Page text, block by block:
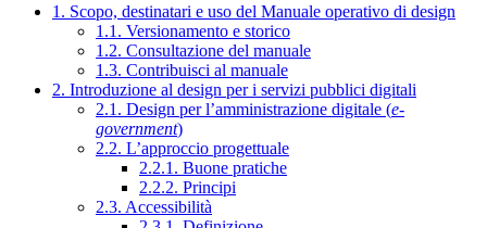
1. Scopo, destinatari e uso del Manuale operativo di design
1.1. Versionamento e storico
1.2. Consultazione del manuale
1.3. Contribuisci al manuale
2. Introduzione al design per i servizi pubblici digitali
2.1. Design per l’amministrazione digitale (e-
government)
2.2. L’approccio progettuale
2.2.1. Buone pratiche
2.2.2. Principi
2.3. Accessibilità